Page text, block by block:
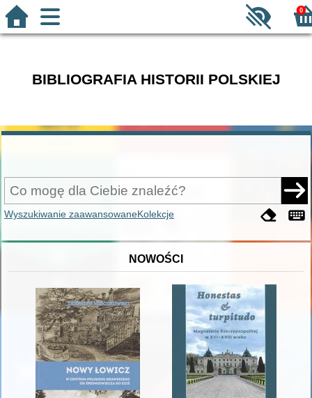
0
BIBLIOGRAFIA HISTORII POLSKIEJ
Wyszukiwanie zaawansowaneKolekcje
NOWOŚCI